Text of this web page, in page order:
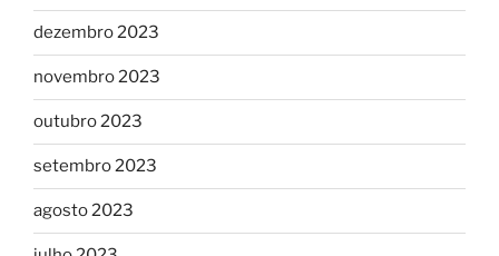
dezembro 2023
novembro 2023
outubro 2023
setembro 2023
agosto 2023